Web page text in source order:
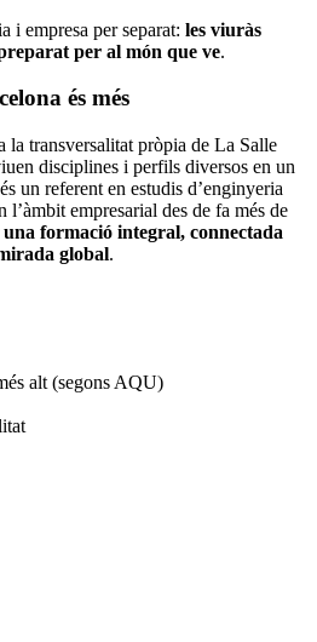
i empresa per separat: les viuràs
per al món que ve.
és més
la transversalitat pròpia de La Salle
disciplines i perfils diversos en un
un referent en estudis d’enginyeria
l’àmbit empresarial des de fa més de
una formació integral, connectada
global.
alt (segons AQU)